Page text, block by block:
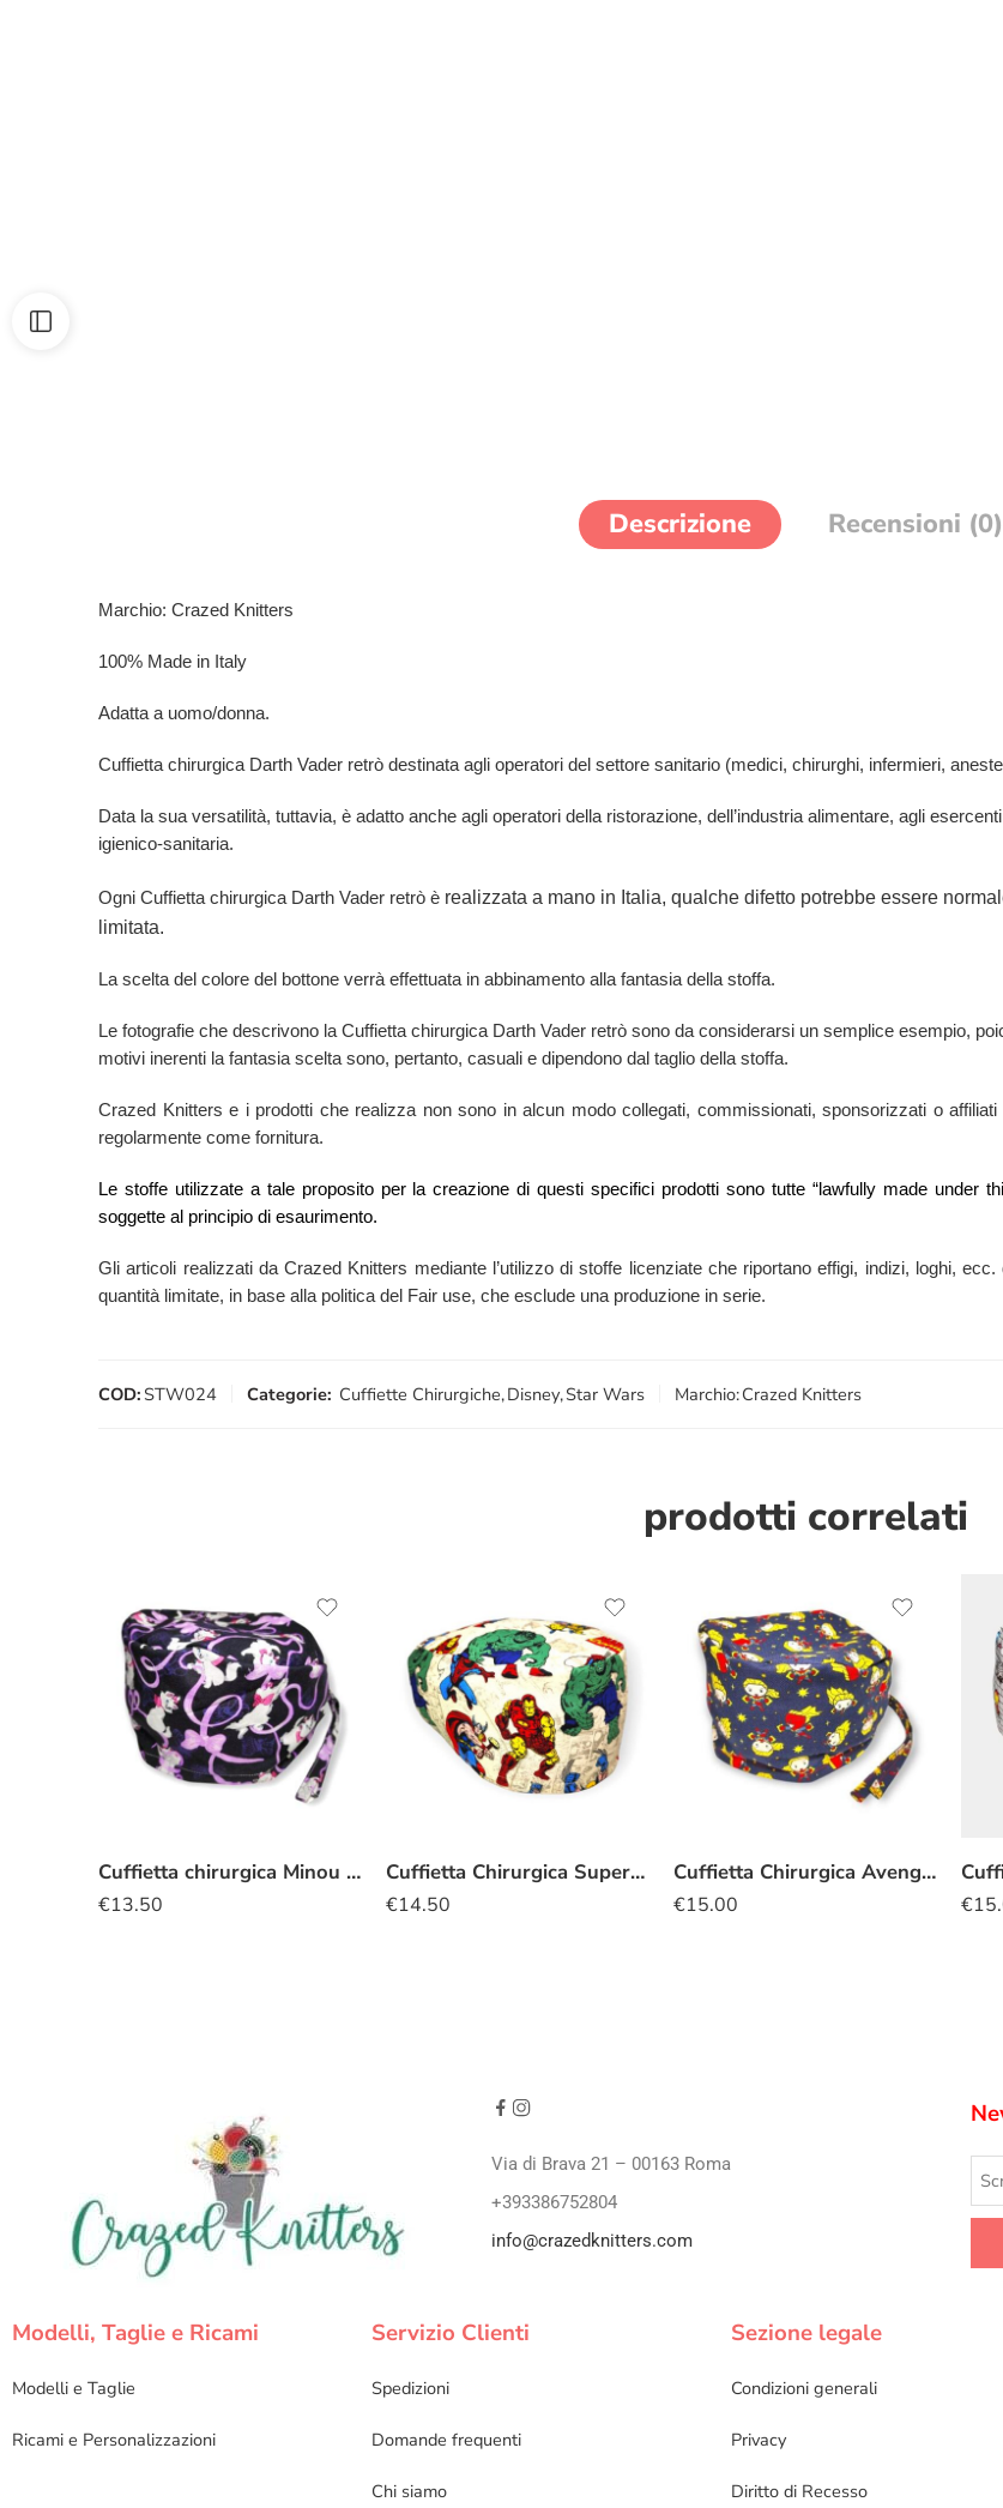
Descrizione Recensioni (0)
Marchio: Crazed Knitters
100% Made in Italy
Adatta a uomo/donna.
Cuffietta chirurgica Darth Vader retrò destinata agli operatori del settore sanitario (medici, chirurghi, infermieri,
Data la sua versatilità, tuttavia, è adatto anche agli operatori della ristorazione, dell’industria alimentare, agli
igienico-sanitaria.
Ogni Cuffietta chirurgica Darth Vader retrò è realizzata a mano in Italia, qualche difetto potrebbe essere
limitata.
La scelta del colore del bottone verrà effettuata in abbinamento alla fantasia della stoffa.
Le fotografie che descrivono la Cuffietta chirurgica Darth Vader retrò sono da considerarsi un semplice esempio,
motivi inerenti la fantasia scelta sono, pertanto, casuali e dipendono dal taglio della stoffa.
Crazed Knitters e i prodotti che realizza non sono in alcun modo collegati, commissionati, sponsorizzati o
regolarmente come fornitura.
Le stoffe utilizzate a tale proposito per la creazione di questi specifici prodotti sono tutte “lawfully made under
soggette al principio di esaurimento.
Gli articoli realizzati da Crazed Knitters mediante l’utilizzo di stoffe licenziate che riportano effigi, indizi, loghi,
quantità limitate, in base alla politica del Fair use, che esclude una produzione in serie.
COD: STW024 Categorie: Cuffiette Chirurgiche,Disney,Star Wars Marchio:Crazed Knitters
prodotti correlati
Cuffietta chirurgica Minou nero
€13.50
Cuffietta Chirurgica Supereroi old style
€14.50
Cuffietta Chirurgica Avengers Capitan Marvel
€15.00 €
Via di Brava 21 – 00163 Roma
+393386752804
info@crazedknitters.com
Modelli, Taglie e Ricami
Modelli e Taglie
Ricami e Personalizzazioni
Servizio Clienti
Spedizioni
Domande frequenti
Chi siamo
Sezione legale
Condizioni generali
Privacy
Diritto di Recesso